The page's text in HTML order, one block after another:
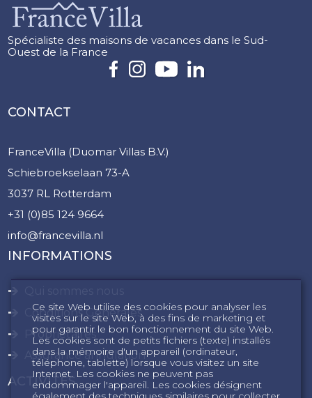
Spécialiste des maisons de vacances dans le Sud-
Ouest de la France
CONTACT
FranceVilla (Duomar Villas B.V.)
Schiebroekselaan 73-A
3037 RL Rotterdam
+31 (0)85 124 9664
info@francevilla.nl
INFORMATIONS
Conditions Générales
Propriétaires
Assurance annulation
ACTIVITÉS
Ce site Web utilise des cookies pour analyser les
visites sur le site Web, à des fins de marketing et
pour garantir le bon fonctionnement du site Web.
Les cookies sont de petits fichiers (texte) installés
dans la mémoire d'un appareil (ordinateur,
téléphone, tablette) lorsque vous visitez un site
Internet. Les cookies ne peuvent pas
endommager l'appareil. Les cookies désignent